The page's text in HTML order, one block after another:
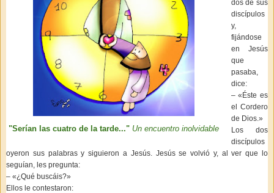
"Serían las cuatro de la tarde..." Un encuentro inolvidable
dos de sus
discípulos
y,
fijándose
en Jesús
que
pasaba,
dice:
– «Éste es
el Cordero
de Dios.»
Los dos
discípulos
oyeron sus palabras y siguieron a Jesús. Jesús se volvió y, al ver que lo
seguían, les pregunta:
– «¿Qué buscáis?»
Ellos le contestaron: